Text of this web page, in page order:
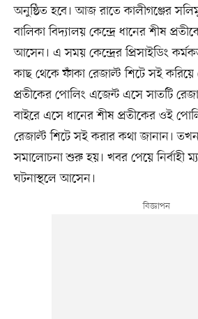
অনুষ্ঠিত হবে। আজ রাতে কালীগঞ্জের
বালিকা বিদ্যালয় কেন্দ্রে ধানের শীষ
আসেন। এ সময় কেন্দ্রের প্রিসাইডিং
কাছ থেকে ফাঁকা রেজাল্ট শিটে সই করিয়ে
প্রতীকের পোলিং এজেন্ট এসে সাতটি
বাইরে এসে ধানের শীষ প্রতীকের ওই
রেজাল্ট শিটে সই করার কথা জানান।
সমালোচনা শুরু হয়। খবর পেয়ে নির্বাহী
ঘটনাস্থলে আসেন।